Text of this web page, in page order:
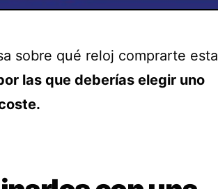
sobre qué reloj comprarte esta
las que deberías elegir uno